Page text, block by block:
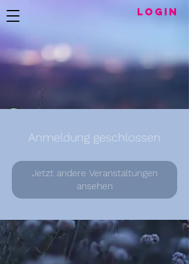
LogIN
Anmeldung geschlossen
Jetzt andere Veranstaltungen
ansehen